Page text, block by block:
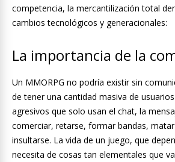
competencia, la mercantilización total
cambios tecnológicos y generacionales:
La importancia de la
Un MMORPG no podría existir sin
de tener una cantidad masiva de
agresivos que solo usan el chat, la
comerciar, retarse, formar bandas,
insultarse. La vida de un juego, que
necesita de cosas tan elementales que